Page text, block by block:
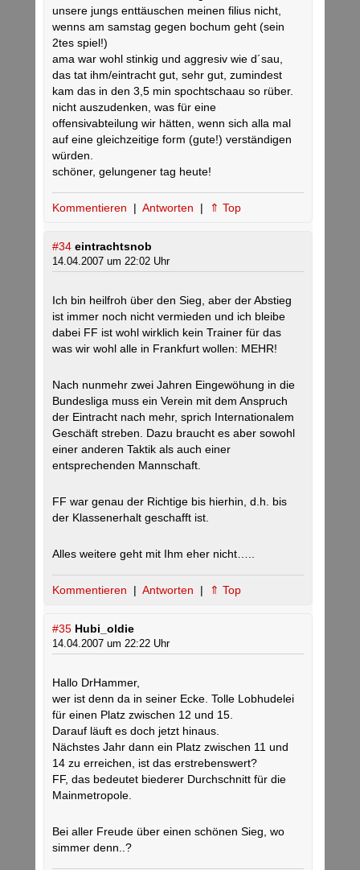
unsere jungs enttäuschen meinen filius nicht,
wenns am samstag gegen bochum geht (sein
2tes spiel!)
ama war wohl stinkig und aggresiv wie d´sau,
das tat ihm/eintracht gut, sehr gut, zumindest
kam das in den 3,5 min spochtschaau so rüber.
nicht auszudenken, was für eine
offensivabteilung wir hätten, wenn sich alla mal
auf eine gleichzeitige form (gute!) verständigen
würden.
schöner, gelungener tag heute!
Kommentieren | Antworten | ⇑ Top
#34 eintrachtsnob
14.04.2007 um 22:02 Uhr
Ich bin heilfroh über den Sieg, aber der Abstieg
ist immer noch nicht vermieden und ich bleibe
dabei FF ist wohl wirklich kein Trainer für das
was wir wohl alle in Frankfurt wollen: MEHR!
Nach nunmehr zwei Jahren Eingewöhung in die
Bundesliga muss ein Verein mit dem Anspruch
der Eintracht nach mehr, sprich Internationalem
Geschäft streben. Dazu braucht es aber sowohl
einer anderen Taktik als auch einer
entsprechenden Mannschaft.
FF war genau der Richtige bis hierhin, d.h. bis
der Klassenerhalt geschafft ist.
Alles weitere geht mit Ihm eher nicht…..
Kommentieren | Antworten | ⇑ Top
#35 Hubi_oldie
14.04.2007 um 22:22 Uhr
Hallo DrHammer,
wer ist denn da in seiner Ecke. Tolle Lobhudelei
für einen Platz zwischen 12 und 15.
Darauf läuft es doch jetzt hinaus.
Nächstes Jahr dann ein Platz zwischen 11 und
14 zu erreichen, ist das erstrebenswert?
FF, das bedeutet biederer Durchschnitt für die
Mainmetropole.
Bei aller Freude über einen schönen Sieg, wo
simmer denn..?